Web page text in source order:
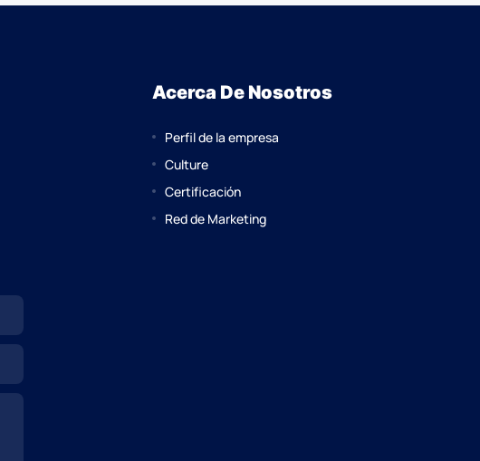
Acerca De Nosotros
Perfil de la empresa
Culture
Certificación
Red de Marketing